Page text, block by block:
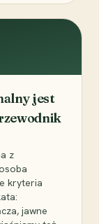
jest
z
kryteria
jawne